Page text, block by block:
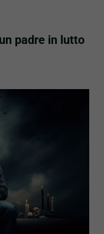
padre in lutto